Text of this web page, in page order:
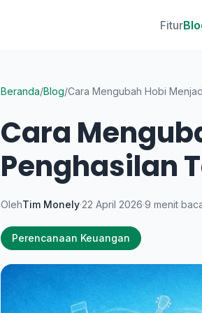
Fitur
Beranda/Blog/Cara Mengubah Hobi
Cara
Penghasilan
OlehTim Monely·22 April 2026·9 menit
Perencanaan Keuangan